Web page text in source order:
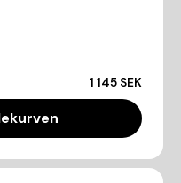
1 145 SEK